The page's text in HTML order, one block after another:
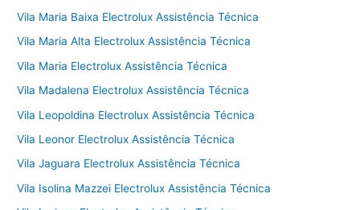
Vila Maria Baixa Electrolux Assistência Técnica
Vila Maria Alta Electrolux Assistência Técnica
Vila Maria Electrolux Assistência Técnica
Vila Madalena Electrolux Assistência Técnica
Vila Leopoldina Electrolux Assistência Técnica
Vila Leonor Electrolux Assistência Técnica
Vila Jaguara Electrolux Assistência Técnica
Vila Isolina Mazzei Electrolux Assistência Técnica